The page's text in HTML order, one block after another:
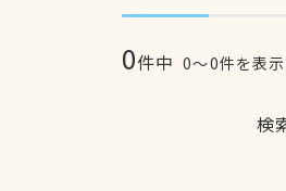
0件中 0〜0件を表示
検